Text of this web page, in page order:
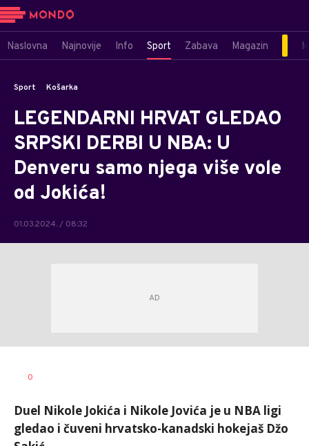
Naslovna Najnovije Info Sport Zabava Magazin
Sport Košarka
LEGENDARNI HRVAT GLEDAO
SRPSKI DERBI U NBA: U
Denveru samo njega više vole
od Jokića!
01.03.2024. / 08:32
AUTOR
0
Duel Nikole Jokića i Nikole Jovića je u NBA ligi
gledao i čuveni hrvatsko-kanadski hokejaš Džo